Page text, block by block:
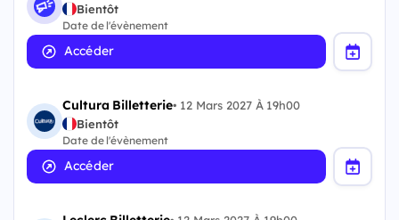
Bientôt
Date de l'évènement
Accéder
Cultura Billetterie• 12 Mars 2027 À 19h00
Bientôt
Date de l'évènement
Accéder